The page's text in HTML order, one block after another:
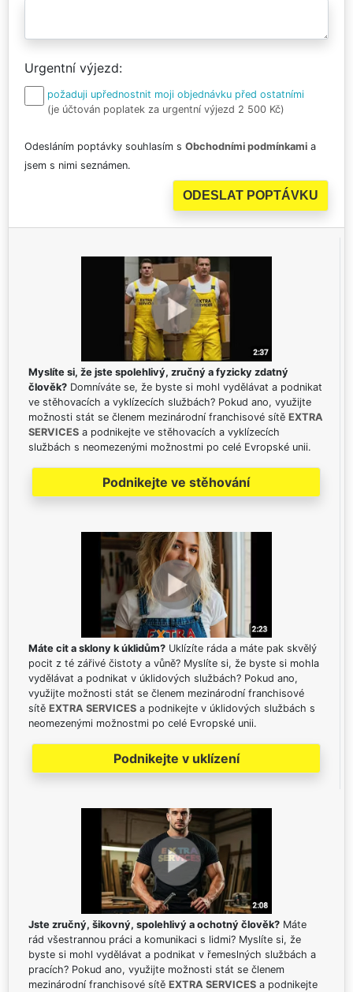
Urgentní výjezd
požaduji upřednostnit moji objednávku před ostatními
(je účtován poplatek za urgentní výjezd 2 500 Kč)
Odesláním poptávky souhlasím s Obchodními podmínkami a
jsem s nimi seznámen.
Myslíte si, že jste spolehlivý, zručný a fyzicky zdatný
člověk? Domníváte se, že byste si mohl vydělávat a podnikat
ve stěhovacích a vyklízecích službách? Pokud ano, využijte
možnosti stát se členem mezinárodní franchisové sítě EXTRA
SERVICES a podnikejte ve stěhovacích a vyklízecích
službách s neomezenými možnostmi po celé Evropské unii.
Podnikejte ve stěhování
Máte cit a sklony k úklidům? Uklízíte ráda a máte pak skvělý
pocit z té zářivé čistoty a vůně? Myslíte si, že byste si mohla
vydělávat a podnikat v úklidových službách? Pokud ano,
využijte možnosti stát se členem mezinárodní franchisové
sítě EXTRA SERVICES a podnikejte v úklidových službách s
neomezenými možnostmi po celé Evropské unii.
Podnikejte v uklízení
Jste zručný, šikovný, spolehlivý a ochotný člověk? Máte
rád všestrannou práci a komunikaci s lidmi? Myslíte si, že
byste si mohl vydělávat a podnikat v řemeslných službách a
pracích? Pokud ano, využijte možnosti stát se členem
mezinárodní franchisové sítě EXTRA SERVICES a podnikejte